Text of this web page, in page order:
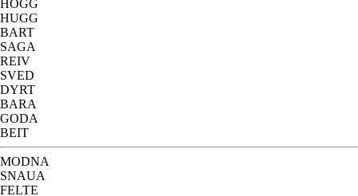
HOGG
HUGG
BART
SAGA
REIV
SVED
DYRT
BARA
GODA
BEIT
MODNA
SNAUA
FELTE